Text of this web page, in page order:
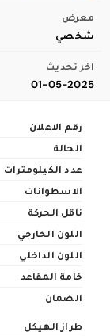
معرض
شخصي
اخر تحديث
01-05-2025
رقم الاعلان
الحالة
عدد الكيلومترات
الاسطوانات
ناقل الحركة
اللون الخارجي
اللون الداخلي
خامة المقاعد
الضمان
طراز الهيكل